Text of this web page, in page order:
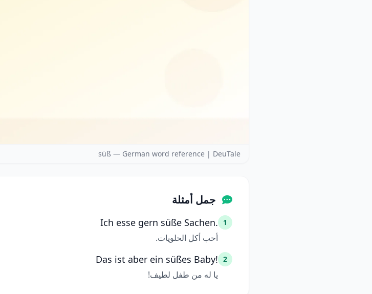
süß — German word reference | DeuTale
جمل أمثلة
1
Ich esse gern süße Sachen.
أحب أكل الحلويات.
2
Das ist aber ein süßes Baby!
يا له من طفل لطيف!